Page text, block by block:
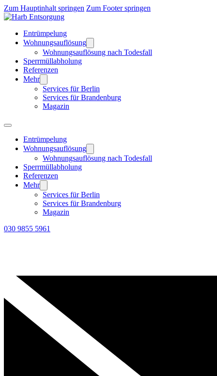
Zum Hauptinhalt springen Zum Footer springen
Entrümpelung
Wohnungsauflösung
Wohnungsauflösung nach Todesfall
Sperrmüllabholung
Referenzen
Mehr
Services für Berlin
Services für Brandenburg
Magazin
Entrümpelung
Wohnungsauflösung
Wohnungsauflösung nach Todesfall
Sperrmüllabholung
Referenzen
Mehr
Services für Berlin
Services für Brandenburg
Magazin
030 9855 5961